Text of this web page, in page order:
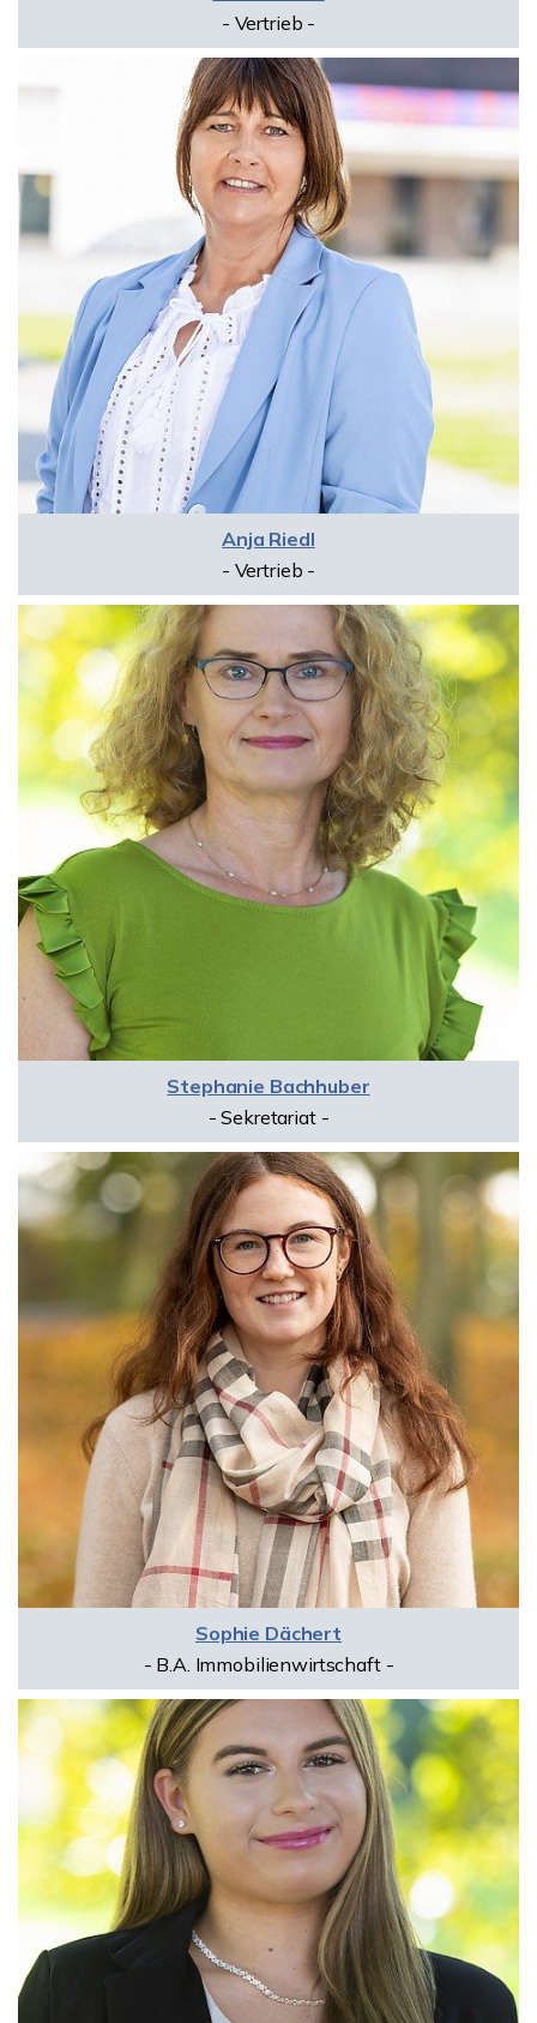
- Vertrieb -
Anja Riedl
- Vertrieb -
Stephanie Bachhuber
- Sekretariat -
Sophie Dächert
- B.A. Immobilienwirtschaft -